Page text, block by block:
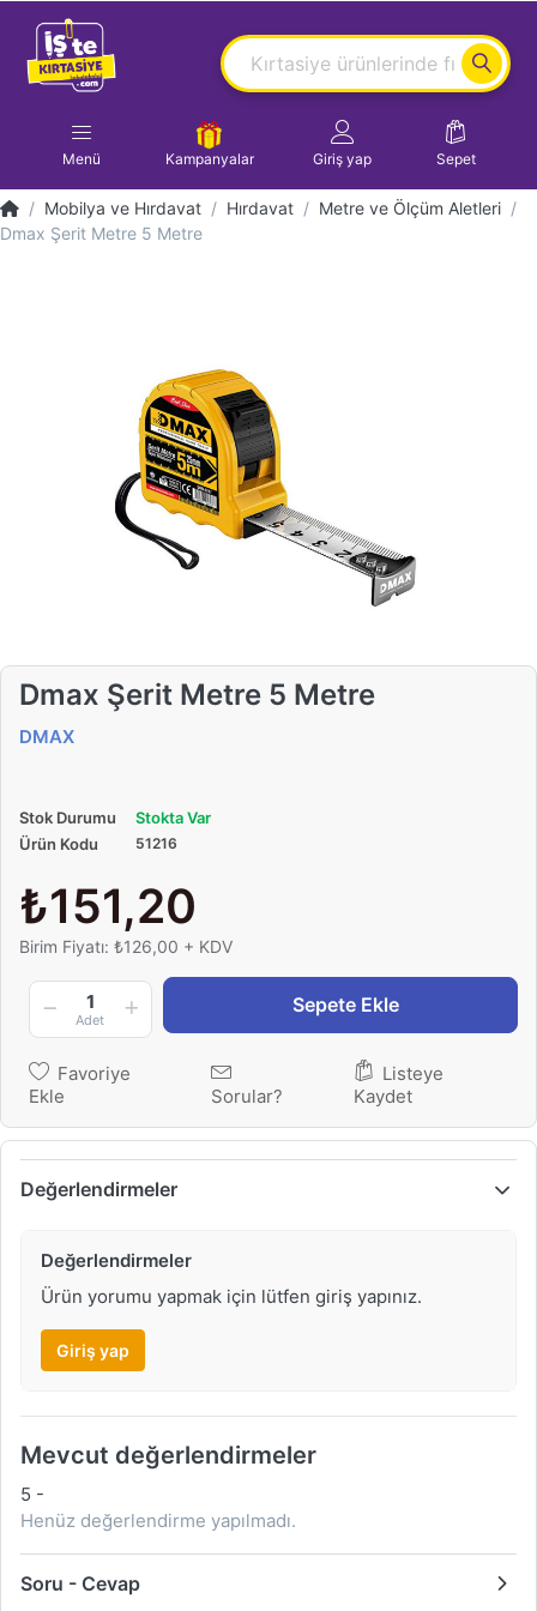
Menü Kampanyalar Giriş yap Sepet
Mobilya ve Hırdavat Hırdavat
Metre ve Ölçüm Aletleri
Dmax Şerit Metre 5 Metre
Dmax Şerit Metre 5 Metre
DMAX
Stok Durumu
Stokta Var
Ürün Kodu
51216
₺151,20
Birim Fiyatı: ₺126,00 + KDV
1
Adet
Sepete Ekle
Favoriye
Ekle
Sorular?
Listeye
Kaydet
Değerlendirmeler
Değerlendirmeler
Ürün yorumu yapmak için lütfen giriş yapınız.
Giriş yap
Mevcut değerlendirmeler
5 -
Henüz değerlendirme yapılmadı.
Soru - Cevap